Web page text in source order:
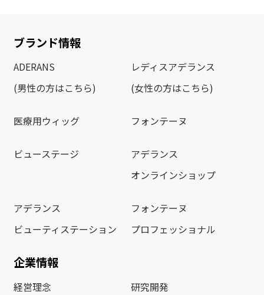
ブランド情報
ADERANS
(男性の方はこちら)
レディスアデランス
(女性の方はこちら)
医療用ウィッグ フォンテーヌ
ビューステージ
アデランス
オンラインショップ
アデランス
ビューティステーション
フォンテーヌ
プロフェッショナル
企業情報
経営理念 研究開発